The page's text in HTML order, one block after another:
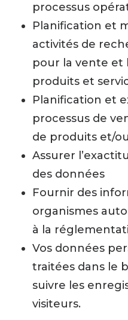
processus
Planification et
activités de
pour la vente et
produits et
Planification et
processus de
de produits et/
Assurer
des données
Fournir des
organismes
à la
Vos données
traitées dans le
suivre les
visiteurs.